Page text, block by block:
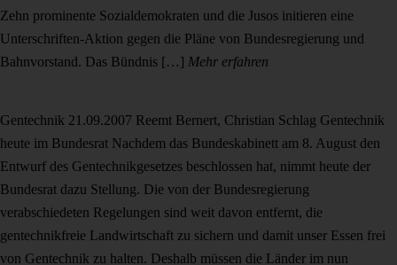
Zehn prominente Sozialdemokraten und die Jusos initieren eine
Unterschriften-Aktion gegen die Pläne von Bundesregierung und
Bahnvorstand. Das Bündnis […] Mehr erfahren
Gentechnik 21.09.2007 Reemt Bernert, Christian Schlag Gentechnik
heute im Bundesrat Nachdem das Bundeskabinett am 8. August den
Entwurf des Gentechnikgesetzes beschlossen hat, nimmt heute der
Bundesrat dazu Stellung. Die von der Bundesregierung
verabschiedeten Regelungen sind weit davon entfernt, die
gentechnikfreie Landwirtschaft zu sichern und damit unser Essen frei
von Gentechnik zu halten. Deshalb müssen die Länder im nun